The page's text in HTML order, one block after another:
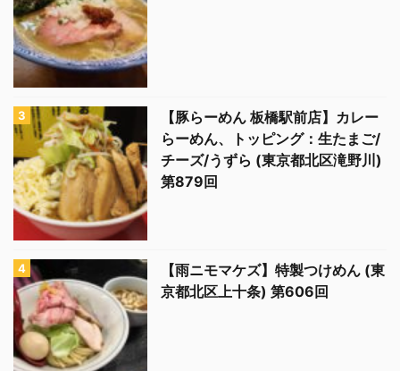
【豚らーめん 板橋駅前店】カレー
らーめん、トッピング：生たまご/
チーズ/うずら (東京都北区滝野川)
第879回
【雨ニモマケズ】特製つけめん (東
京都北区上十条) 第606回